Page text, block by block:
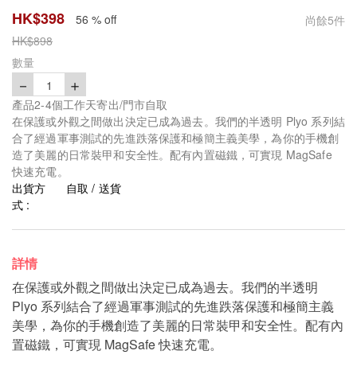
HK$398 56 % off 尚餘5件
HK$898
數量
－ 1 ＋
產品2-4個工作天寄出/門市自取
在保護或外觀之間做出決定已成為過去。我們的半透明 Plyo 系列結
合了經過軍事測試的先進跌落保護和極簡主義美學，為你的手機創
造了美麗的日常裝甲和安全性。配有內置磁鐵，可實現 MagSafe
快速充電。
出貨方
式 :
自取 / 送貨
詳情
在保護或外觀之間做出決定已成為過去。我們的半透明
Plyo 系列結合了經過軍事測試的先進跌落保護和極簡主義
美學，為你的手機創造了美麗的日常裝甲和安全性。配有內
置磁鐵，可實現 MagSafe 快速充電。